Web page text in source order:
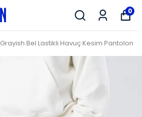
0
Grayish Bel Lastikli Havuç Kesim Pantolon